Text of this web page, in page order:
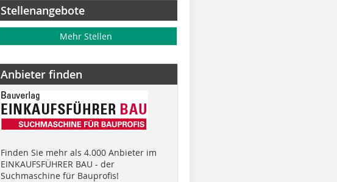
Stellenangebote
Mehr Stellen
Anbieter finden
Finden Sie mehr als 4.000 Anbieter im
EINKAUFSFÜHRER BAU - der
Suchmaschine für Bauprofis!